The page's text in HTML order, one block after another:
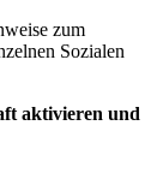
zum
Sozialen
aktivieren und